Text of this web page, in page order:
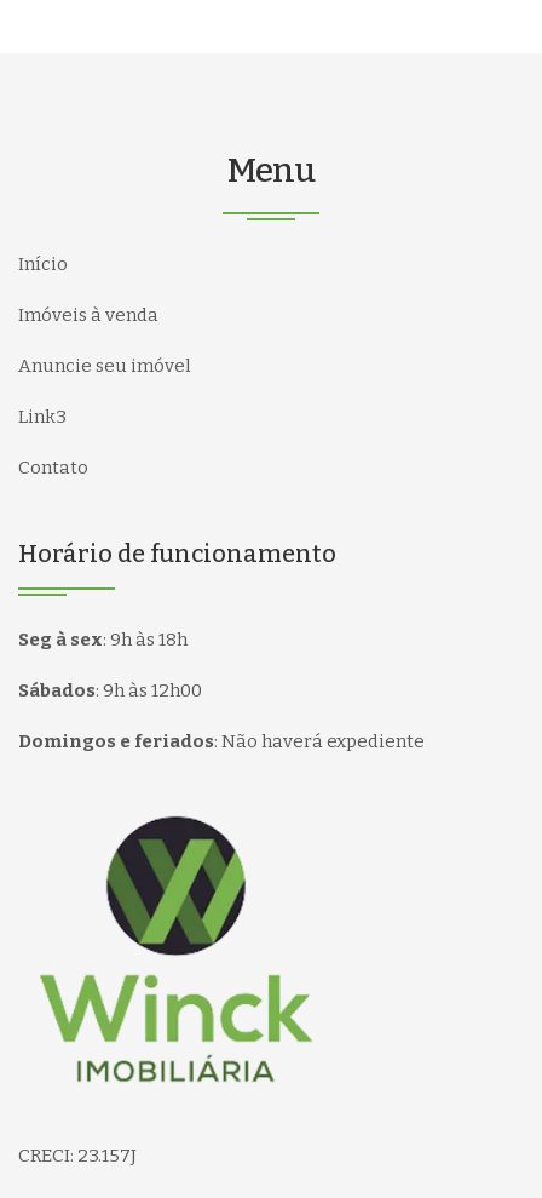
Menu
Início
Imóveis à venda
Anuncie seu imóvel
Link3
Contato
Horário de funcionamento
Seg à sex: 9h às 18h
Sábados: 9h às 12h00
Domingos e feriados: Não haverá expediente
Página inicial
CRECI: 23.157J